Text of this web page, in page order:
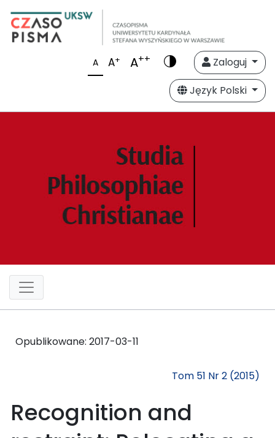
A A+ A++
Zaloguj
Język Polski
Opublikowane: 2017-03-11
Tom 51 Nr 2 (2015)
Recognition and